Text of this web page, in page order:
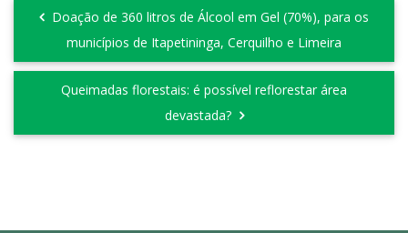
Doação de 360 litros de Álcool em Gel (70%), para os
municípios de Itapetininga, Cerquilho e Limeira
Queimadas florestais: é possível reflorestar área
devastada?